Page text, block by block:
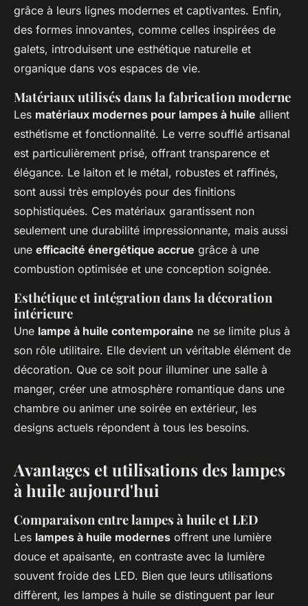
grâce à leurs lignes modernes et captivantes. Enfin,
des formes innovantes, comme celles inspirées de
galets, introduisent une esthétique naturelle et
organique dans vos espaces de vie.
Matériaux utilisés dans la fabrication moderne
Les matériaux modernes pour lampes à huile allient
esthétisme et fonctionnalité. Le verre soufflé artisanal
est particulièrement prisé, offrant transparence et
élégance. Le laiton et le métal, robustes et raffinés,
sont aussi très employés pour des finitions
sophistiquées. Ces matériaux garantissent non
seulement une durabilité impressionnante, mais aussi
une efficacité énergétique accrue grâce à une
combustion optimisée et une conception soignée.
Esthétique et intégration dans la décoration
intérieure
Une lampe à huile contemporaine ne se limite plus à
son rôle utilitaire. Elle devient un véritable élément de
décoration. Que ce soit pour illuminer une salle à
manger, créer une atmosphère romantique dans une
chambre ou animer une soirée en extérieur, les
designs actuels répondent à tous les besoins.
Avantages et utilisations des lampes
à huile aujourd'hui
Comparaison entre lampes à huile et LED
Les lampes à huile modernes offrent une lumière
douce et apaisante, en contraste avec la lumière
souvent froide des LED. Bien que leurs utilisations
diffèrent, les lampes à huile se distinguent par leur